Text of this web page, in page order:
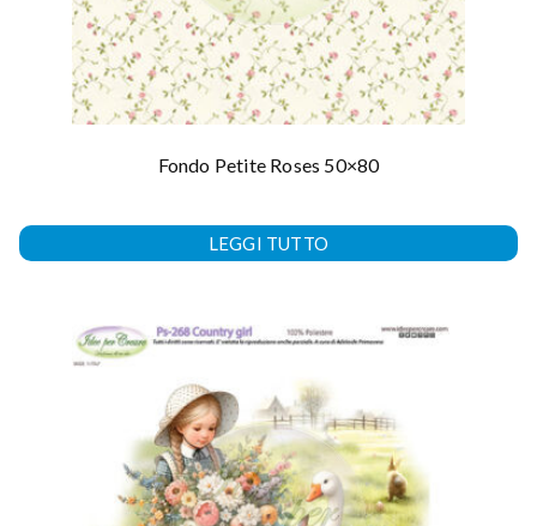
Fondo Petite Roses 50×80
LEGGI TUTTO